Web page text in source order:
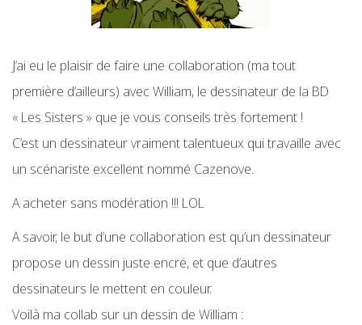
J’ai eu le plaisir de faire une collaboration (ma tout
première d’ailleurs) avec William, le dessinateur de la BD
« Les Sisters » que je vous conseils très fortement !
C’est un dessinateur vraiment talentueux qui travaille avec
un scénariste excellent nommé Cazenove.
A acheter sans modération !!! LOL
A savoir, le but d’une collaboration est qu’un dessinateur
propose un dessin juste encré, et que d’autres
dessinateurs le mettent en couleur.
Voilà ma collab sur un dessin de William :